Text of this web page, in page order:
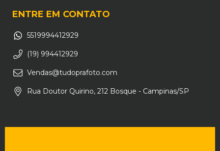
ENTRE EM CONTATO
5519994412929
(19) 994412929
Vendas@tudoprafoto.com
Rua Doutor Quirino, 212 Bosque - Campinas/SP